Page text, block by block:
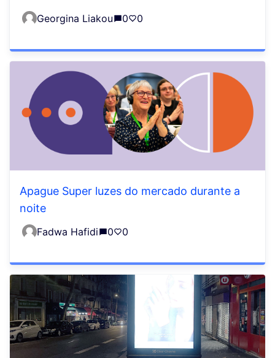
Georgina Liakou 0 0
Apague Super luzes do mercado durante a
noite
Fadwa Hafidi 0 0